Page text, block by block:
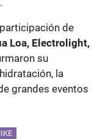
de
Loa, Electrolight,
su
la
grandes eventos